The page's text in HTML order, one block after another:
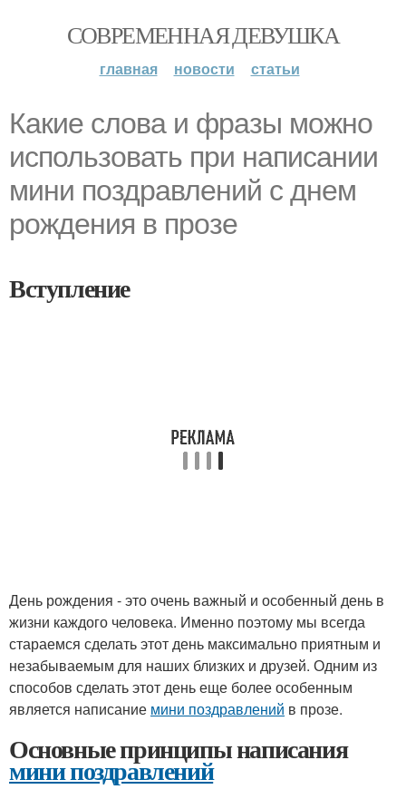
СОВРЕМЕННАЯ ДЕВУШКА
главная новости статьи
Какие слова и фразы можно
использовать при написании
мини поздравлений с днем
рождения в прозе
Вступление
День рождения - это очень важный и особенный день в
жизни каждого человека. Именно поэтому мы всегда
стараемся сделать этот день максимально приятным и
незабываемым для наших близких и друзей. Одним из
способов сделать этот день еще более особенным
является написание мини поздравлений в прозе.
Основные принципы написания
мини поздравлений